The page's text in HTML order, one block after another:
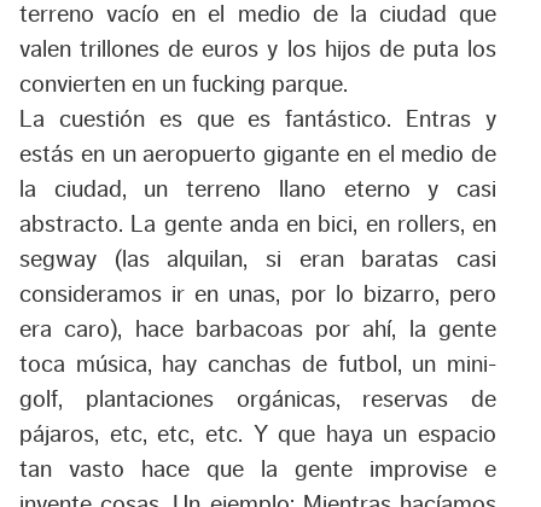
terreno vacío en el medio de la ciudad que
valen trillones de euros y los hijos de puta los
convierten en un fucking parque.
La cuestión es que es fantástico. Entras y
estás en un aeropuerto gigante en el medio de
la ciudad, un terreno llano eterno y casi
abstracto. La gente anda en bici, en rollers, en
segway (las alquilan, si eran baratas casi
consideramos ir en unas, por lo bizarro, pero
era caro), hace barbacoas por ahí, la gente
toca música, hay canchas de futbol, un mini-
golf, plantaciones orgánicas, reservas de
pájaros, etc, etc, etc. Y que haya un espacio
tan vasto hace que la gente improvise e